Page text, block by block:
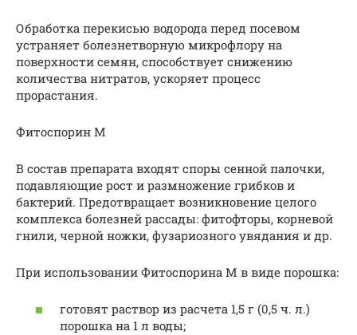
Обработка перекисью водорода перед посевом
устраняет болезнетворную микрофлору на
поверхности семян, способствует снижению
количества нитратов, ускоряет процесс
прорастания.
Фитоспорин М
В состав препарата входят споры сенной палочки,
подавляющие рост и размножение грибков и
бактерий. Предотвращает возникновение целого
комплекса болезней рассады: фитофторы, корневой
гнили, черной ножки, фузариозного увядания и др.
При использовании Фитоспорина М в виде порошка:
готовят раствор из расчета 1,5 г (0,5 ч. л.)
порошка на 1 л воды;